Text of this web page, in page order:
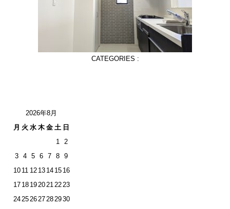
CATEGORIES :
2026年8月
月 火 水 木 金 土 日
1
2
3
4 5 6 7 8
9
10 11 12 13 14 15 16
17 18 1920212223
24252627282930